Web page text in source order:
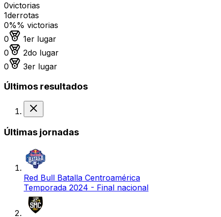
0victorias
1derrotas
0%% victorias
0
Medalla de oro
1er lugar
0
Medalla de plata
2do lugar
0
Medalla de bronce
3er lugar
Últimos resultados
Últimas jornadas
Red Bull Batalla Centroamérica
Temporada 2024 - Final nacional